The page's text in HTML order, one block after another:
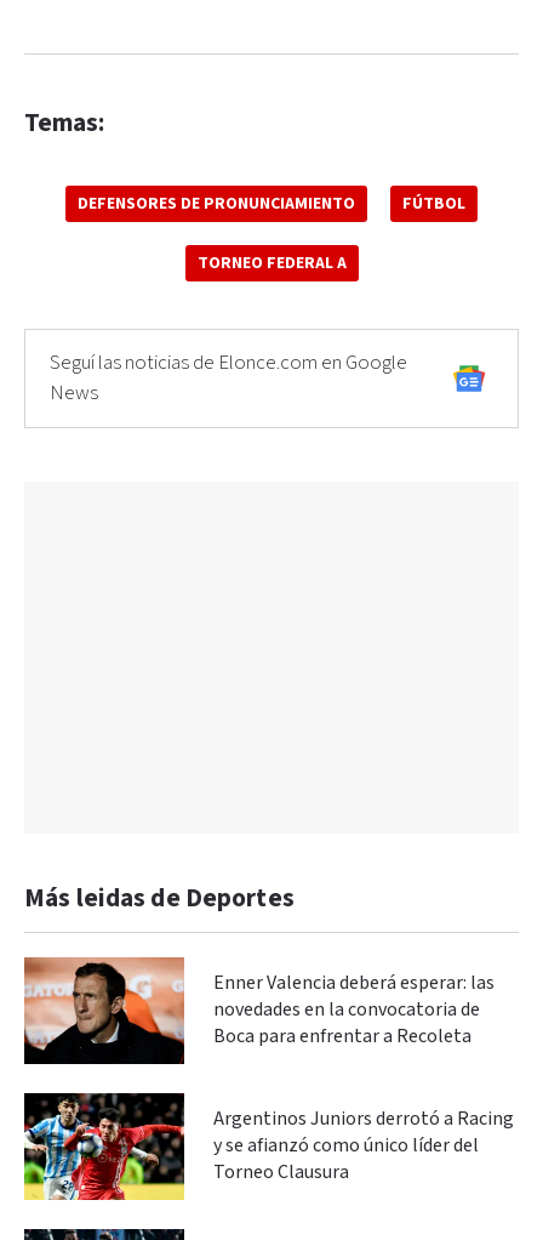
Temas:
DEFENSORES DE PRONUNCIAMIENTO FÚTBOL
TORNEO FEDERAL A
Seguí las noticias de Elonce.com en Google
News
Más leidas de Deportes
Enner Valencia deberá esperar: las
novedades en la convocatoria de
Boca para enfrentar a Recoleta
Argentinos Juniors derrotó a Racing
y se afianzó como único líder del
Torneo Clausura